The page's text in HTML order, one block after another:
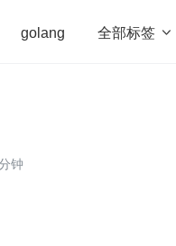
golang 全部标签 
钟